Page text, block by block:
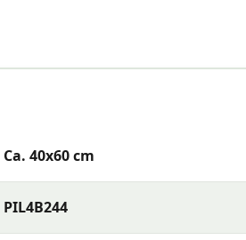
Ca. 40x60 cm
PIL4B244